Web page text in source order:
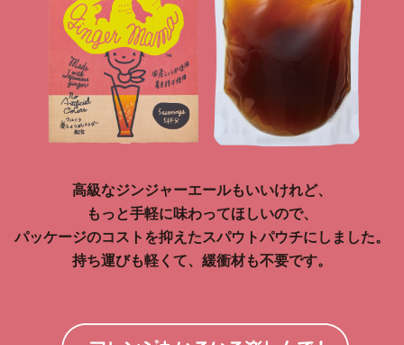
高級なジンジャーエールもいいけれど、
もっと手軽に味わってほしいので、
パッケージのコストを抑えたスパウトパウチにしました。
持ち運びも軽くて、緩衝材も不要です。